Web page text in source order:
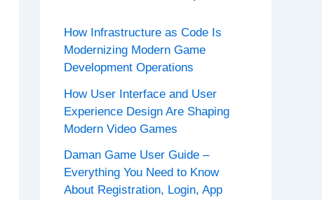
How Infrastructure as Code Is
Modernizing Modern Game
Development Operations
How User Interface and User
Experience Design Are Shaping
Modern Video Games
Daman Game User Guide –
Everything You Need to Know
About Registration, Login, App